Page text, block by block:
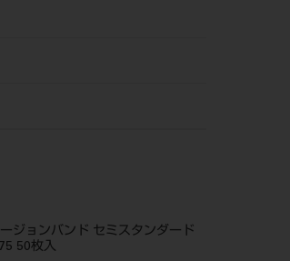
ージョンバンド セミスタンダード
50枚入